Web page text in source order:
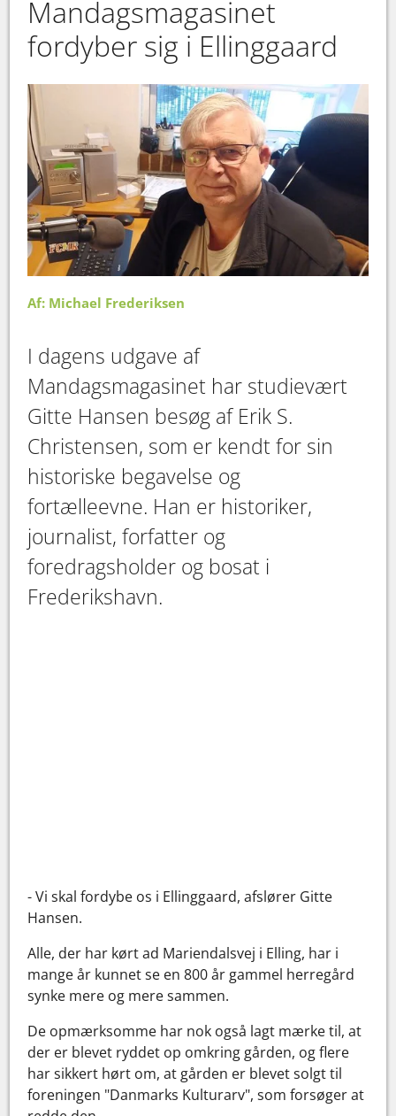
Mandagsmagasinet
fordyber sig i Ellinggaard
Af: Michael Frederiksen
I dagens udgave af
Mandagsmagasinet har studievært
Gitte Hansen besøg af Erik S.
Christensen, som er kendt for sin
historiske begavelse og
fortælleevne. Han er historiker,
journalist, forfatter og
foredragsholder og bosat i
Frederikshavn.
- Vi skal fordybe os i Ellinggaard, afslører Gitte
Hansen.
Alle, der har kørt ad Mariendalsvej i Elling, har i
mange år kunnet se en 800 år gammel herregård
synke mere og mere sammen.
De opmærksomme har nok også lagt mærke til, at
der er blevet ryddet op omkring gården, og flere
har sikkert hørt om, at gården er blevet solgt til
foreningen "Danmarks Kulturarv", som forsøger at